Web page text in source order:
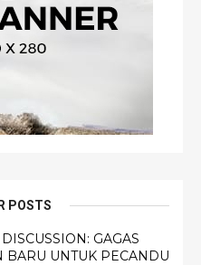
POSTS
GAGAS
BARU UNTUK PECANDU